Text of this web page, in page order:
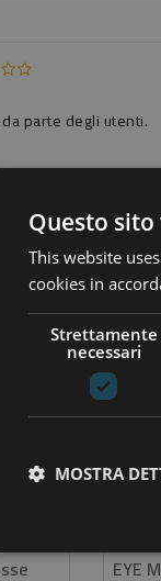
parte degli utenti.
-20%
SCONTATO
Questo
This website
cookies in
Strettamente
necessari
MOSTRA